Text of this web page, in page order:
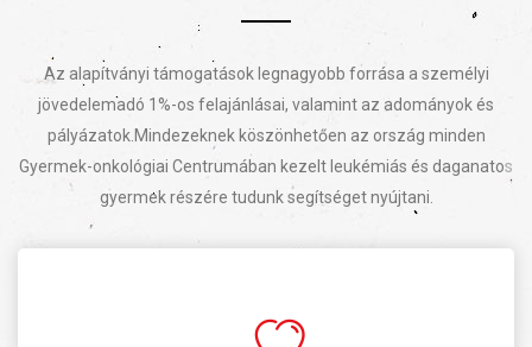
Az alapítványi támogatások legnagyobb forrása a személyi
jövedelemadó 1%-os felajánlásai, valamint az adományok és
pályázatok.Mindezeknek köszönhetően az ország minden
Gyermek-onkológiai Centrumában kezelt leukémiás és daganatos
gyermek részére tudunk segítséget nyújtani.